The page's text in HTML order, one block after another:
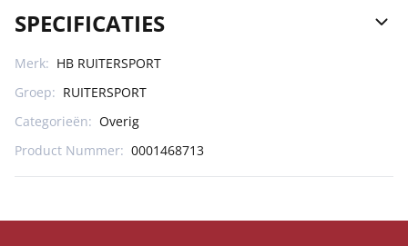
SPECIFICATIES
Merk: HB RUITERSPORT
Groep: RUITERSPORT
Categorieën: Overig
Product Nummer: 0001468713